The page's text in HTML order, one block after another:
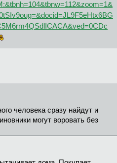
человека сразу найдут и
могут воровать без